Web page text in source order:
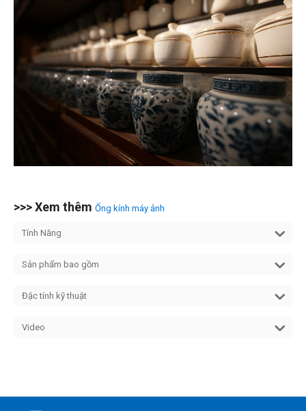
>>> Xem thêm Ống kính máy ảnh
Tính Năng
Sản phẩm bao gồm
Đặc tính kỹ thuật
Video